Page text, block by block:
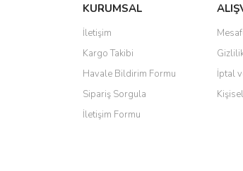
Ürün resmi kalitesiz, bozuk
Ürün açıklamasında eksik
Ürün bilgilerinde hatalar
Ürün fiyatı diğer sitelerden
Bu ürüne benzer farklı
KURUMSAL
İletişim
Kargo Takibi
Havale Bildirim Formu
Sipariş Sorgula
İletişim Formu
İptal